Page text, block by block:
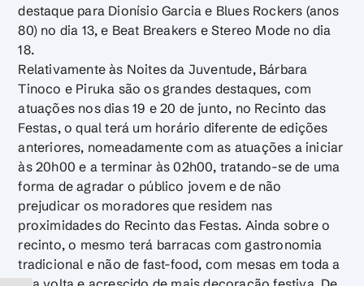
destaque para Dionísio Garcia e Blues Rockers (anos
80) no dia 13, e Beat Breakers e Stereo Mode no dia
18.
Relativamente às Noites da Juventude, Bárbara
Tinoco e Piruka são os grandes destaques, com
atuações nos dias 19 e 20 de junto, no Recinto das
Festas, o qual terá um horário diferente de edições
anteriores, nomeadamente com as atuações a iniciar
às 20h00 e a terminar às 02h00, tratando-se de uma
forma de agradar o público jovem e de não
prejudicar os moradores que residem nas
proximidades do Recinto das Festas. Ainda sobre o
recinto, o mesmo terá barracas com gastronomia
tradicional e não de fast-food, com mesas em toda a